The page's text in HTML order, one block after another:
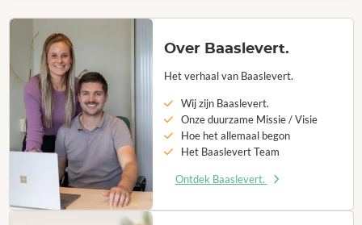
Over Baaslevert.
Het verhaal van Baaslevert.
Wij zijn Baaslevert.
Onze duurzame Missie / Visie
Hoe het allemaal begon
Het Baaslevert Team
Ontdek Baaslevert.